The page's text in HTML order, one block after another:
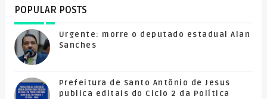
POPULAR POSTS
Urgente: morre o deputado estadual Alan
Sanches
Prefeitura de Santo Antônio de Jesus
publica editais do Ciclo 2 da Política